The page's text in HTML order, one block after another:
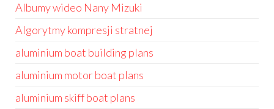
Albumy wideo Nany Mizuki
Algorytmy kompresji stratnej
aluminium boat building plans
aluminium motor boat plans
aluminium skiff boat plans